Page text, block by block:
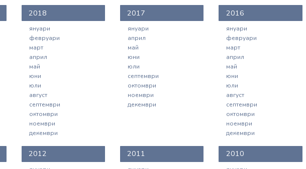
2018
януари
февруари
март
април
май
юни
юли
август
септември
октомври
ноември
декември
2017
януари
април
май
юни
юли
септември
октомври
ноември
декември
2016
януари
февруари
март
април
май
юни
юли
август
септември
октомври
ноември
декември
2012 2011 2010